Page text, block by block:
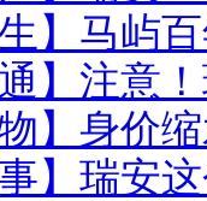
生】马屿
通】注意
物】身价
事】瑞安